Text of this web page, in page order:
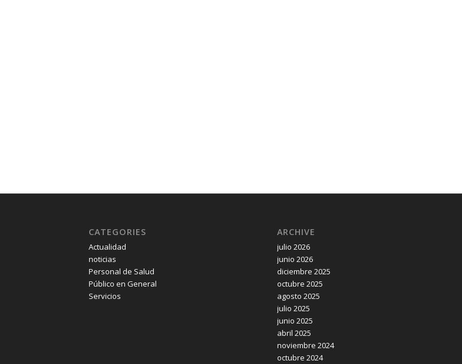
CATEGORIES
Actualidad
noticias
Personal de Salud
Público en General
Servicios
ARCHIVE
julio 2026
junio 2026
diciembre 2025
octubre 2025
agosto 2025
julio 2025
junio 2025
abril 2025
noviembre 2024
octubre 2024